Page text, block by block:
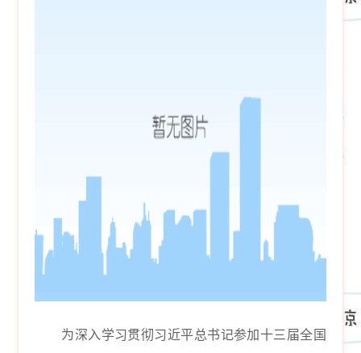
为深入学习贯彻习近平总书记参加十三届全国